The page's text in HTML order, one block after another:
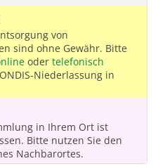
von
sind ohne Gewähr. Bitte
oder telefonisch
Niederlassung in
in Ihrem Ort ist
Bitte nutzen Sie den
Nachbarortes.